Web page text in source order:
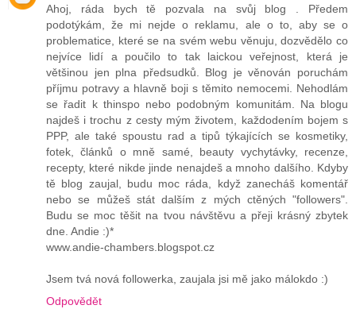
Ahoj, ráda bych tě pozvala na svůj blog . Předem
podotýkám, že mi nejde o reklamu, ale o to, aby se o
problematice, které se na svém webu věnuju, dozvědělo co
nejvíce lidí a poučilo to tak laickou veřejnost, která je
většinou jen plna předsudků. Blog je věnován poruchám
příjmu potravy a hlavně boji s těmito nemocemi. Nehodlám
se řadit k thinspo nebo podobným komunitám. Na blogu
najdeš i trochu z cesty mým životem, každodením bojem s
PPP, ale také spoustu rad a tipů týkajících se kosmetiky,
fotek, článků o mně samé, beauty vychytávky, recenze,
recepty, které nikde jinde nenajdeš a mnoho dalšího. Kdyby
tě blog zaujal, budu moc ráda, když zanecháš komentář
nebo se můžeš stát dalším z mých ctěných "followers".
Budu se moc těšit na tvou návštěvu a přeji krásný zbytek
dne. Andie :)*
www.andie-chambers.blogspot.cz
Jsem tvá nová followerka, zaujala jsi mě jako málokdo :)
Odpovědět